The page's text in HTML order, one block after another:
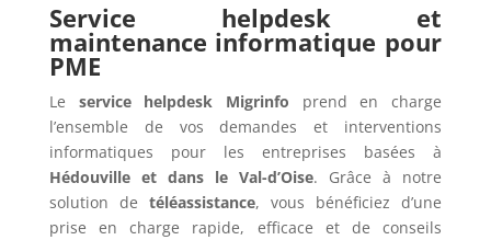
Service helpdesk et
maintenance informatique pour
PME
Le service helpdesk Migrinfo prend en charge
l’ensemble de vos demandes et interventions
informatiques pour les entreprises basées à
Hédouville et dans le Val-d’Oise. Grâce à notre
solution de téléassistance, vous bénéficiez d’une
prise en charge rapide, efficace et de conseils